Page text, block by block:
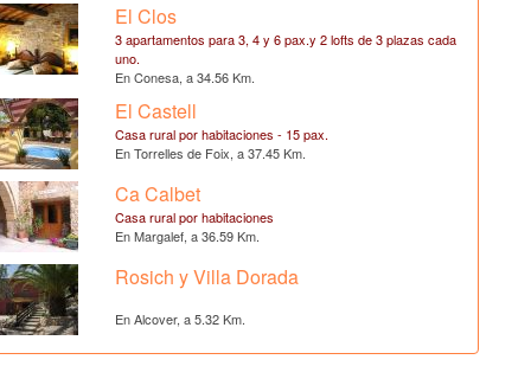
El Clos
3 apartamentos para 3, 4 y 6 pax.y 2 lofts de 3 plazas cada
uno.
En Conesa, a 34.56 Km.
El Castell
Casa rural por habitaciones - 15 pax.
En Torrelles de Foix, a 37.45 Km.
Ca Calbet
Casa rural por habitaciones
En Margalef, a 36.59 Km.
Rosich y Villa Dorada
En Alcover, a 5.32 Km.